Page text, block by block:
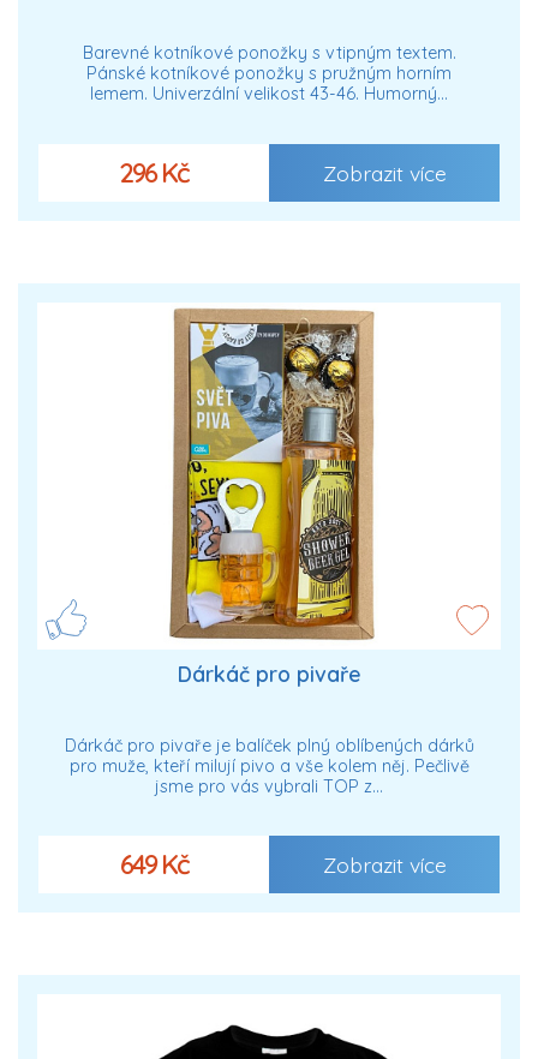
Barevné kotníkové ponožky s vtipným textem.
Pánské kotníkové ponožky s pružným horním
lemem. Univerzální velikost 43-46. Humorný…
296 Kč Zobrazit více
Dárkáč pro pivaře
Dárkáč pro pivaře je balíček plný oblíbených dárků
pro muže, kteří milují pivo a vše kolem něj. Pečlivě
jsme pro vás vybrali TOP z…
649 Kč Zobrazit více